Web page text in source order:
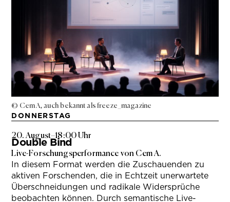
© Cem A, auch bekannt als freeze_magazine
DONNERSTAG
20. August–18:00 Uhr
Double Bind
Live-Forschungsperformance von Cem A.
In diesem Format werden die Zuschauenden zu
aktiven Forschenden, die in Echtzeit unerwartete
Überschneidungen und radikale Widersprüche
beobachten können. Durch semantische Live-